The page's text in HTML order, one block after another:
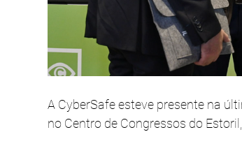
A CyberSafe esteve presente na
no Centro de Congressos do